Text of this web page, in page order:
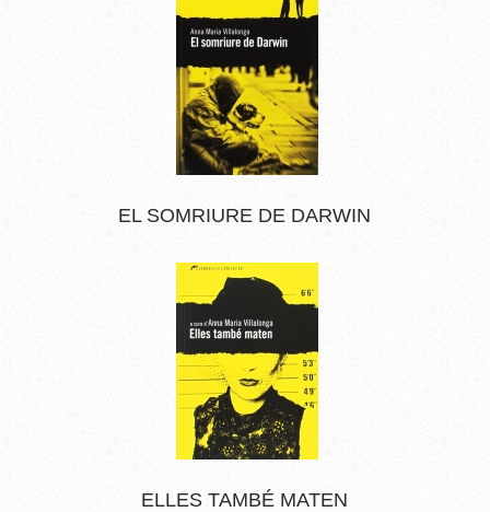
EL SOMRIURE DE DARWIN
ELLES TAMBÉ MATEN